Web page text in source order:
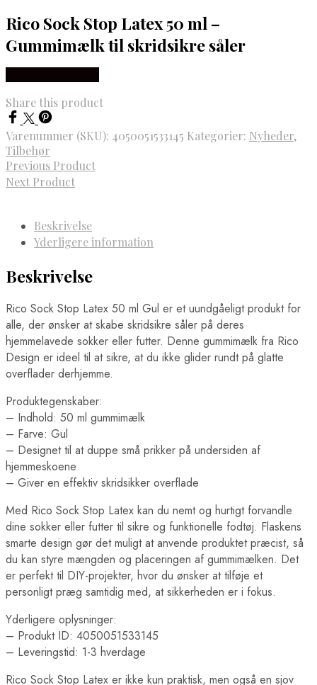
Rico Sock Stop Latex 50 ml –
Gummimælk til skridsikre såler
Share this product
Varenummer (SKU): 4050051533145 Kategorier: Nyheder,
Tilbehør
Previous Product
Next Product
Beskrivelse
Yderligere information
Beskrivelse
Rico Sock Stop Latex 50 ml Gul er et uundgåeligt produkt for
alle, der ønsker at skabe skridsikre såler på deres
hjemmelavede sokker eller futter. Denne gummimælk fra Rico
Design er ideel til at sikre, at du ikke glider rundt på glatte
overflader derhjemme.
Produktegenskaber:
– Indhold: 50 ml gummimælk
– Farve: Gul
– Designet til at duppe små prikker på undersiden af
hjemmeskoene
– Giver en effektiv skridsikker overflade
Med Rico Sock Stop Latex kan du nemt og hurtigt forvandle
dine sokker eller futter til sikre og funktionelle fodtøj. Flaskens
smarte design gør det muligt at anvende produktet præcist, så
du kan styre mængden og placeringen af gummimælken. Det
er perfekt til DIY-projekter, hvor du ønsker at tilføje et
personligt præg samtidig med, at sikkerheden er i fokus.
Yderligere oplysninger:
– Produkt ID: 4050051533145
– Leveringstid: 1-3 hverdage
Rico Sock Stop Latex er ikke kun praktisk, men også en sjov